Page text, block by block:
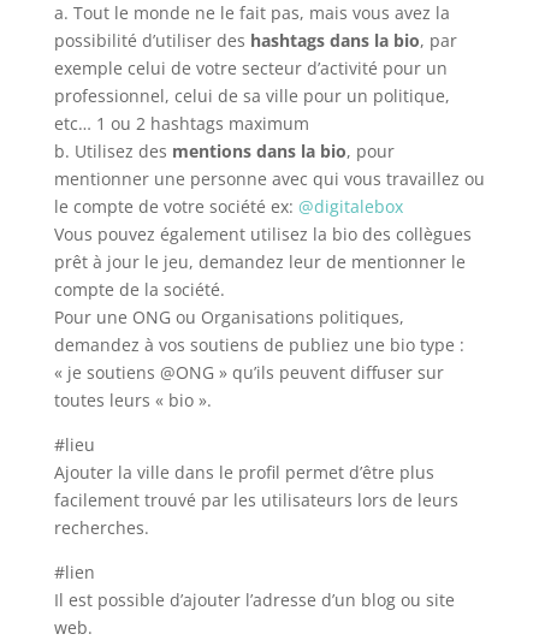
a. Tout le monde ne le fait pas, mais vous avez la
possibilité d’utiliser des hashtags dans la bio, par
exemple celui de votre secteur d’activité pour un
professionnel, celui de sa ville pour un politique,
etc… 1 ou 2 hashtags maximum
b. Utilisez des mentions dans la bio, pour
mentionner une personne avec qui vous travaillez ou
le compte de votre société ex: @digitalebox
Vous pouvez également utilisez la bio des collègues
prêt à jour le jeu, demandez leur de mentionner le
compte de la société.
Pour une ONG ou Organisations politiques,
demandez à vos soutiens de publiez une bio type :
« je soutiens @ONG » qu’ils peuvent diffuser sur
toutes leurs « bio ».
#lieu
Ajouter la ville dans le profil permet d’être plus
facilement trouvé par les utilisateurs lors de leurs
recherches.
#lien
Il est possible d’ajouter l’adresse d’un blog ou site
web.